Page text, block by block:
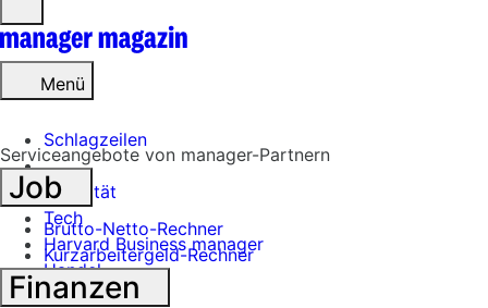
öffnen
Menü
Schlagzeilen
Mobilität
Tech
Harvard Business manager
Handel
Banken
Serviceangebote von manager-Partnern
Job
Brutto-Netto-Rechner
Kurzarbeitergeld-Rechner
Finanzen